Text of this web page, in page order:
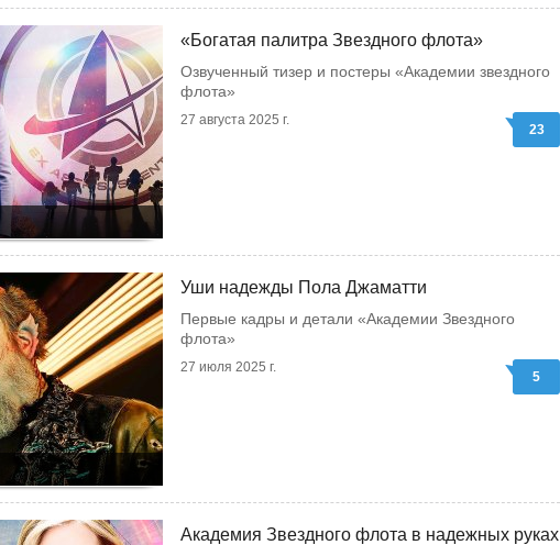
«Богатая палитра Звездного флота»
Озвученный тизер и постеры «Академии звездного
флота»
27 августа 2025 г.
23
Уши надежды Пола Джаматти
Первые кадры и детали «Академии Звездного
флота»
27 июля 2025 г.
5
Академия Звездного флота в надежных руках